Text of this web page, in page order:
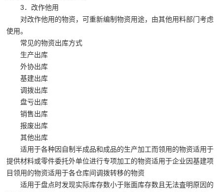
3．改作他用
对改作他用的物资，可重新编制物资用途，由其他用料部门考虑
使用。
常见的物资出库方式
生产出库
外协出库
基建出库
调拨出库
盘亏出库
销售出库
报废出库
其他出库
适用于各种因自制半成品和成品的生产加工而领用的物资适用于
提供材料或零件委托外单位进行专项加工的物资适用于企业因基建项
目领用的物资适用于各仓库间调拨转移的物资
适用于盘点时发现实际库存数小于账面库存数且无法査明原因的